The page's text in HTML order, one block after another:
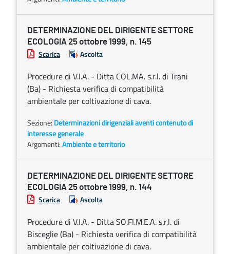
DETERMINAZIONE DEL DIRIGENTE SETTORE
ECOLOGIA 25 ottobre 1999, n. 145
Scarica Ascolta
Procedure di V.I.A. - Ditta COL.MA. s.r.l. di Trani
(Ba) - Richiesta verifica di compatibilità
ambientale per coltivazione di cava.
Sezione: Determinazioni dirigenziali aventi contenuto di
interesse generale
Argomenti:Ambiente e territorio
DETERMINAZIONE DEL DIRIGENTE SETTORE
ECOLOGIA 25 ottobre 1999, n. 144
Scarica Ascolta
Procedure di V.I.A. - Ditta SO.FI.M.E.A. s.r.l. di
Bisceglie (Ba) - Richiesta verifica di compatibilità
ambientale per coltivazione di cava.